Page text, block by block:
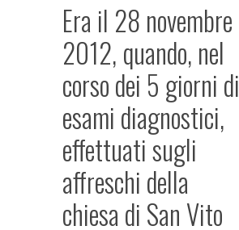
Era il 28 novembre
2012, quando, nel
corso dei 5 giorni di
esami diagnostici,
effettuati sugli
affreschi della
chiesa di San Vito